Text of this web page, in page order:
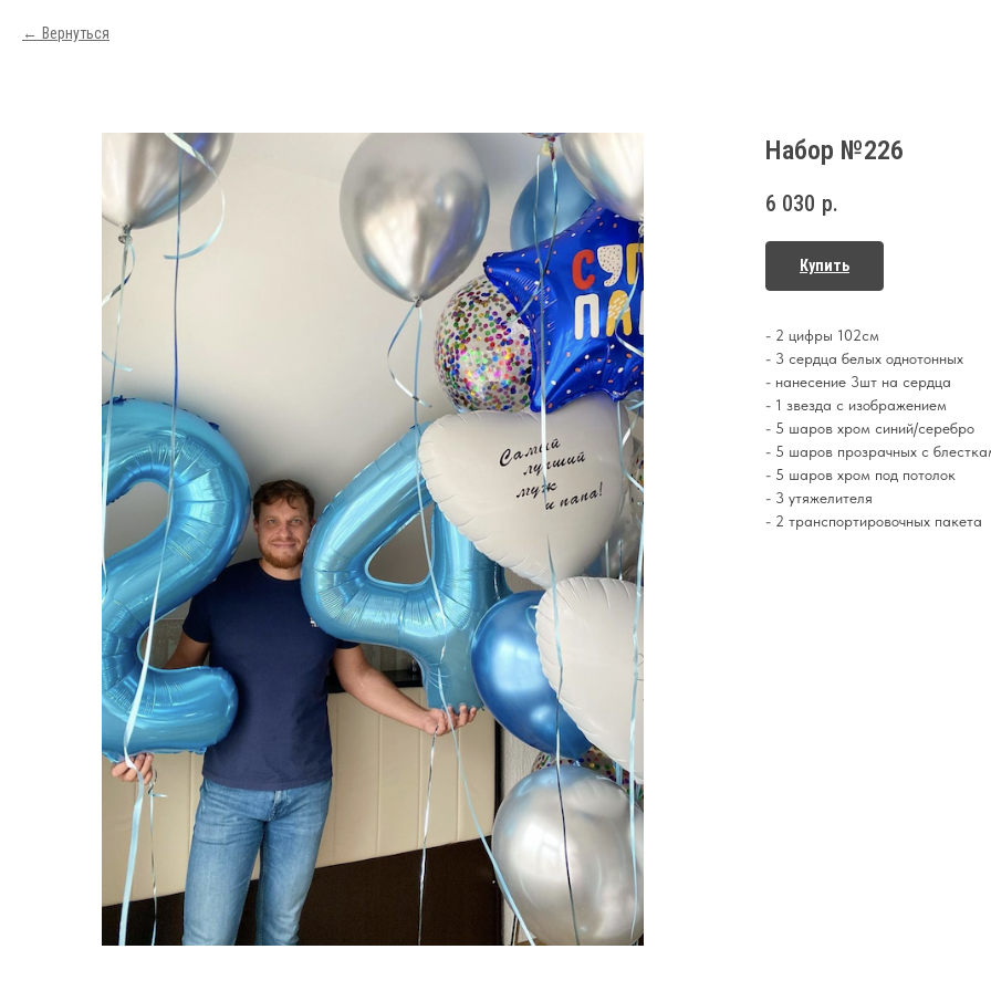
Вернуться
Набор №226
6 030 р.
Купить
- 2 цифры 102см
- 3 сердца белых однотонных
- нанесение 3шт на сердца
- 1 звезда с изображением
- 5 шаров хром синий/серебро
- 5 шаров прозрачных с
- 5 шаров хром под потолок
- 3 утяжелителя
- 2 транспортировочных пакета